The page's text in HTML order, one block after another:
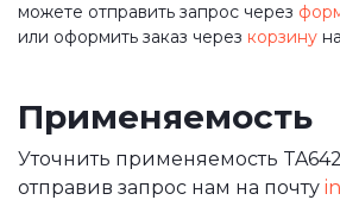
можете отправить запрос через
или оформить заказ через корзину
Применяемость
Уточнить применяемость
отправив запрос нам на почту